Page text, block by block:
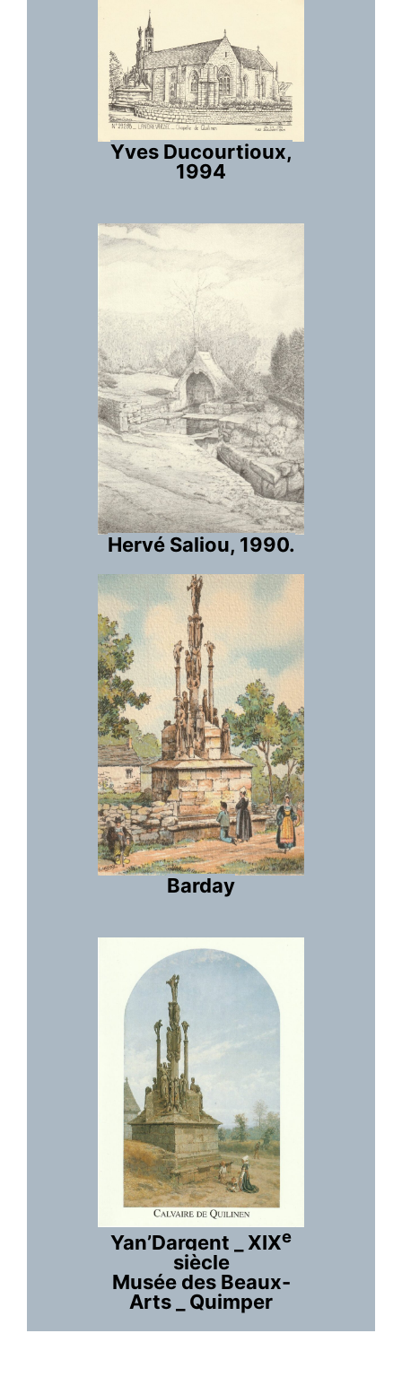
Yves Ducourtioux,
1994
Hervé Saliou, 1990.
Barday
Yan’Dargent _ XIXe
siècle
Musée des Beaux-
Arts _ Quimper